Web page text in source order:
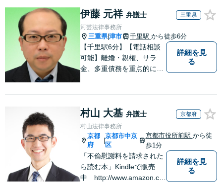
様の話を丁寧にう
安があるのか、何
を解決したいのか
を正確に読み取り
ます。【東京都在
住以外の方も対
伊藤 元祥 弁護士 三重県
河芸法律事務所
三重県|津市 千里駅 から徒歩6分
【千里駅6分】【電話相談
可能】離婚・親権、サラ
金、多重債務を重点的に取
士が客観的な視点で状況を
把握し、最適な解決策をご
提案いたします。ぜひご相
談ください。
詳細を見
る
村山 大基 弁護士 京都府
村山法律事務所
京都
府
|
京都市中京
区
京都市役所前駅 から徒
歩1分
「不倫慰謝料を請求された
ら読む本」Kindleで販売
中 http://www.amazon.co.
詳細を見
る